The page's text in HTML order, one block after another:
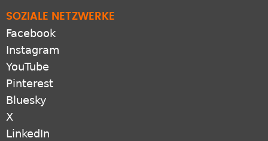
SOZIALE NETZWERKE
Facebook
Instagram
YouTube
Pinterest
Bluesky
X
LinkedIn